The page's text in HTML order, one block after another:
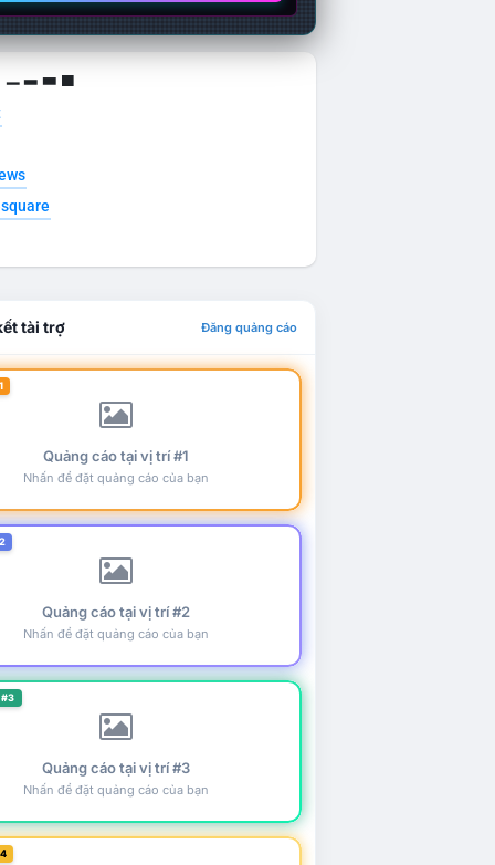
▁ ▂ ▃ ▄
tài trợ Đăng quảng cáo
Quảng cáo tại vị trí #1
Nhấn để đặt quảng cáo của bạn
Quảng cáo tại vị trí #2
Nhấn để đặt quảng cáo của bạn
Quảng cáo tại vị trí #3
Nhấn để đặt quảng cáo của bạn